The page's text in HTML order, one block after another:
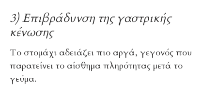
3) Επιβράδυνση της γαστρικής
κένωσης
Το στομάχι αδειάζει πιο αργά, γεγονός που
παρατείνει το αίσθημα πληρότητας μετά το
γεύμα.